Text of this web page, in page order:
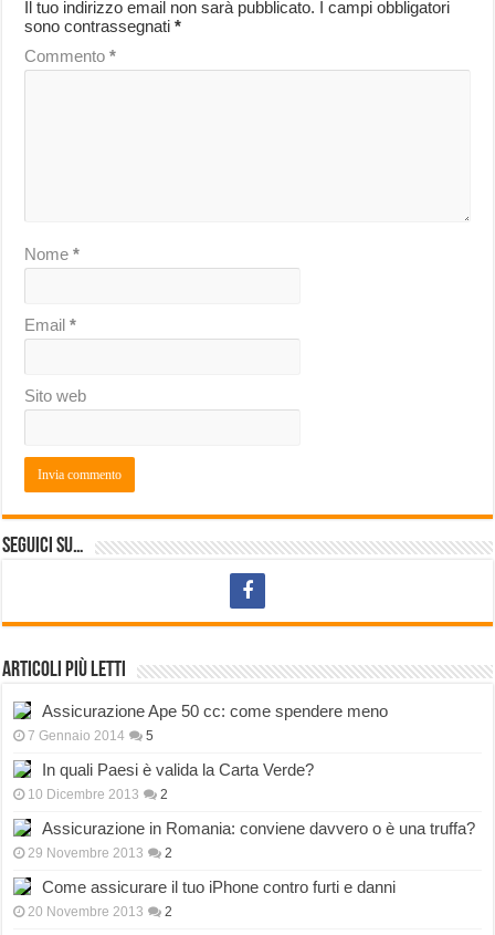
Il tuo indirizzo email non sarà pubblicato. I campi obbligatori
sono contrassegnati*
Commento*
Nome*
Email*
Sito web
Seguici su…
Articoli più letti
Assicurazione Ape 50 cc: come spendere meno
7 Gennaio 2014 5
In quali Paesi è valida la Carta Verde?
10 Dicembre 2013 2
Assicurazione in Romania: conviene davvero o è una truffa?
29 Novembre 2013 2
Come assicurare il tuo iPhone contro furti e danni
20 Novembre 2013 2